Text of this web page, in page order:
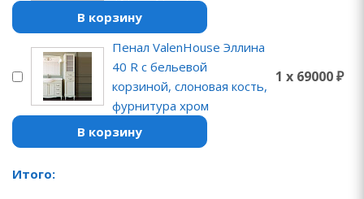
В корзину
Пенал ValenHouse Эллина
40 R с бельевой
корзиной, слоновая кость,
фурнитура хром
1 x 69000 ₽
В корзину
Итого: